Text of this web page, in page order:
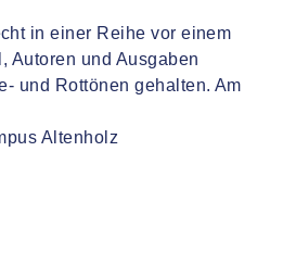
Altenholz